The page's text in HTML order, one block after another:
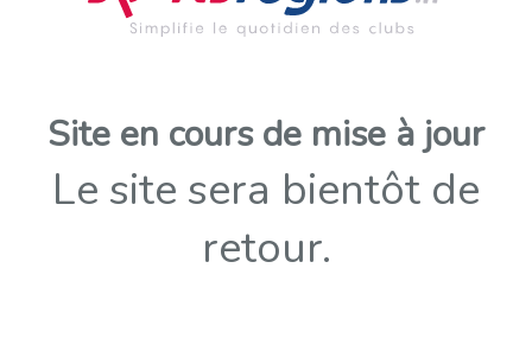
Site en cours de mise à jour
Le site sera bientôt de
retour.